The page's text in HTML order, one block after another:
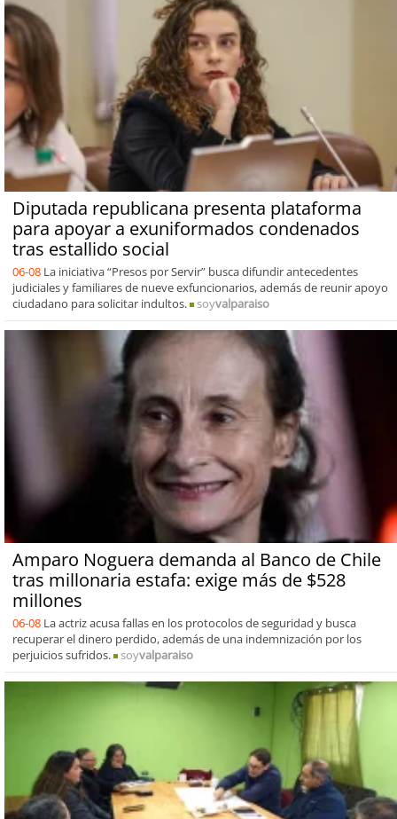
Diputada republicana presenta plataforma
para apoyar a exuniformados condenados
tras estallido social
06-08 La iniciativa “Presos por Servir” busca difundir antecedentes
judiciales y familiares de nueve exfuncionarios, además de reunir apoyo
ciudadano para solicitar indultos.
soyvalparaiso
Amparo Noguera demanda al Banco de Chile
tras millonaria estafa: exige más de $528
millones
06-08 La actriz acusa fallas en los protocolos de seguridad y busca
recuperar el dinero perdido, además de una indemnización por los
perjuicios sufridos.
soyvalparaiso